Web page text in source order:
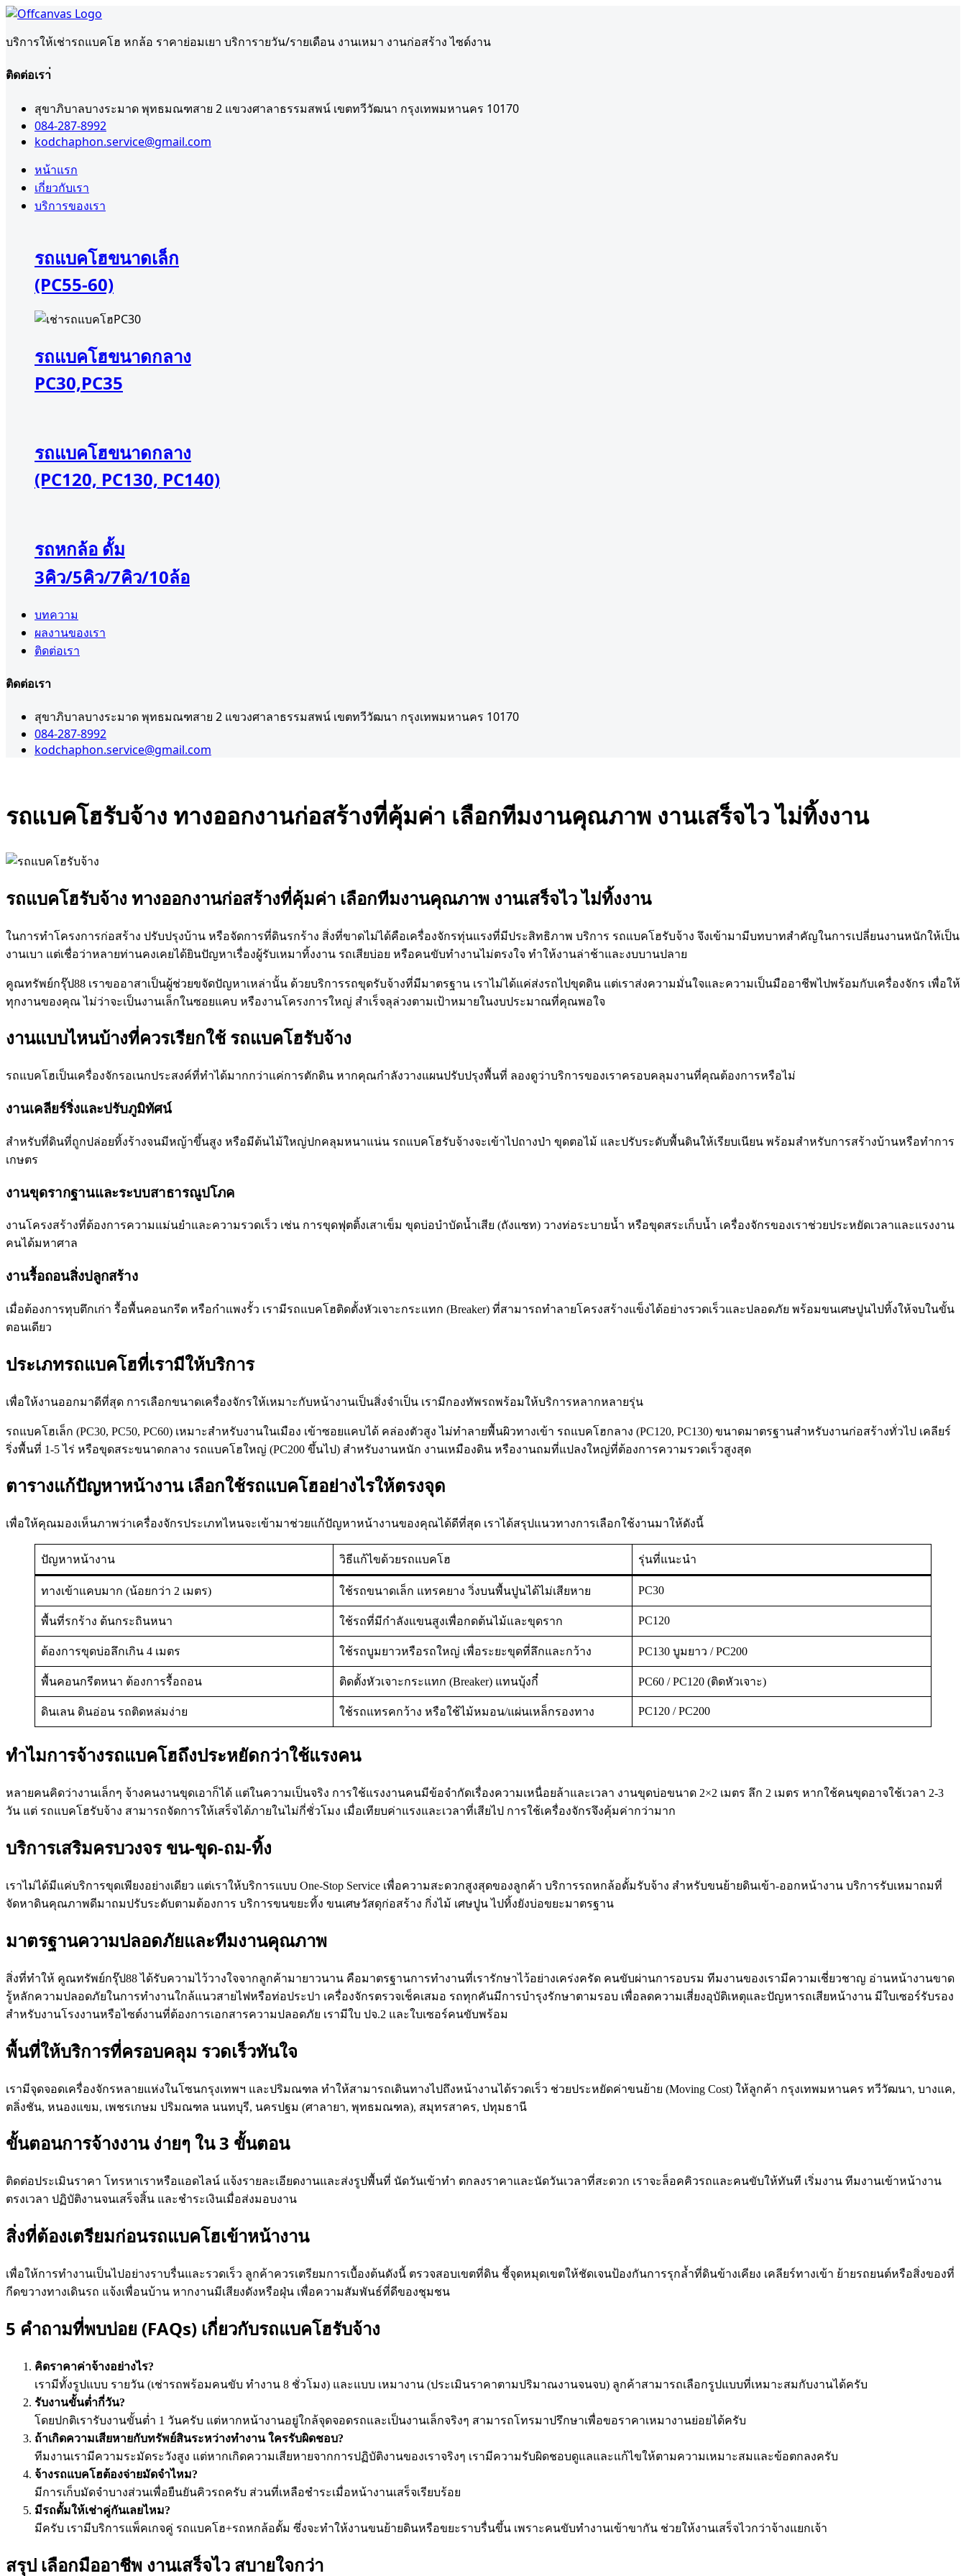
บริการให้เช่ารถแบคโฮ หกล้อ ราคาย่อมเยา บริการายวัน/รายเดือน งานเหมา งานก่อสร้าง ไซด์งาน
ติดต่อเรา่
สุขาภิบาลบางระมาด พุทธมณฑสาย 2 แขวงศาลาธรรมสพน์ เขตทวีวัฒนา กรุงเทพมหานคร 10170
084-287-8992
kodchaphon.service@gmail.com
หน้าแรก
เกี่ยวกับเรา
บริการของเรา
รถแบคโฮขนาดเล็ก
(PC55-60)
รถแบคโฮขนาดกลาง
PC30,PC35
รถแบคโฮขนาดกลาง
(PC120, PC130, PC140)
รถหกล้อ ดั้ม
3คิว/5คิว/7คิว/10ล้อ
บทความ
ผลงานของเรา
ติดต่อเรา
ติดต่อเรา
สุขาภิบาลบางระมาด พุทธมณฑสาย 2 แขวงศาลาธรรมสพน์ เขตทวีวัฒนา กรุงเทพมหานคร 10170
084-287-8992
kodchaphon.service@gmail.com
รถแบคโฮรับจ้าง ทางออกงานก่อสร้างที่คุ้มค่า เลือกทีมงานคุณภาพ งานเสร็จไว ไม่ทิ้งงาน
รถแบคโฮรับจ้าง ทางออกงานก่อสร้างที่คุ้มค่า เลือกทีมงานคุณภาพ งานเสร็จไว ไม่ทิ้งงาน
ในการทำโครงการก่อสร้าง ปรับปรุงบ้าน หรือจัดการที่ดินรกร้าง สิ่งที่ขาดไม่ได้คือเครื่องจักรทุ่นแรงที่มีประสิทธิภาพ บริการ รถแบคโฮรับจ้าง จึงเข้ามามีบทบาทสำคัญในการเปลี่ยนงานหนักให้เป็น
งานเบา แต่เชื่อว่าหลายท่านคงเคยได้ยินปัญหาเรื่องผู้รับเหมาทิ้งงาน รถเสียบ่อย หรือคนขับทำงานไม่ตรงใจ ทำให้งานล่าช้าและงบบานปลาย
คูณทรัพย์กรุ๊ป88 เราขออาสาเป็นผู้ช่วยขจัดปัญหาเหล่านั้น ด้วยบริการรถขุดรับจ้างที่มีมาตรฐาน เราไม่ได้แค่ส่งรถไปขุดดิน แต่เราส่งความมั่นใจและความเป็นมืออาชีพไปพร้อมกับเครื่องจักร เพื่อให้
ทุกงานของคุณ ไม่ว่าจะเป็นงานเล็กในซอยแคบ หรืองานโครงการใหญ่ สำเร็จลุล่วงตามเป้าหมายในงบประมาณที่คุณพอใจ
งานแบบไหนบ้างที่ควรเรียกใช้ รถแบคโฮรับจ้าง
รถแบคโฮเป็นเครื่องจักรอเนกประสงค์ที่ทำได้มากกว่าแค่การตักดิน หากคุณกำลังวางแผนปรับปรุงพื้นที่ ลองดูว่าบริการของเราครอบคลุมงานที่คุณต้องการหรือไม่
งานเคลียร์ริ่งและปรับภูมิทัศน์
สำหรับที่ดินที่ถูกปล่อยทิ้งร้างจนมีหญ้าขึ้นสูง หรือมีต้นไม้ใหญ่ปกคลุมหนาแน่น รถแบคโฮรับจ้างจะเข้าไปถางป่า ขุดตอไม้ และปรับระดับพื้นดินให้เรียบเนียน พร้อมสำหรับการสร้างบ้านหรือทำการ
เกษตร
งานขุดรากฐานและระบบสาธารณูปโภค
งานโครงสร้างที่ต้องการความแม่นยำและความรวดเร็ว เช่น การขุดฟุตติ้งเสาเข็ม ขุดบ่อบำบัดน้ำเสีย (ถังแซท) วางท่อระบายน้ำ หรือขุดสระเก็บน้ำ เครื่องจักรของเราช่วยประหยัดเวลาและแรงงาน
คนได้มหาศาล
งานรื้อถอนสิ่งปลูกสร้าง
เมื่อต้องการทุบตึกเก่า รื้อพื้นคอนกรีต หรือกำแพงรั้ว เรามีรถแบคโฮติดตั้งหัวเจาะกระแทก (Breaker) ที่สามารถทำลายโครงสร้างแข็งได้อย่างรวดเร็วและปลอดภัย พร้อมขนเศษปูนไปทิ้งให้จบในขั้น
ตอนเดียว
ประเภทรถแบคโฮที่เรามีให้บริการ
เพื่อให้งานออกมาดีที่สุด การเลือกขนาดเครื่องจักรให้เหมาะกับหน้างานเป็นสิ่งจำเป็น เรามีกองทัพรถพร้อมให้บริการหลากหลายรุ่น
รถแบคโฮเล็ก (PC30, PC50, PC60) เหมาะสำหรับงานในเมือง เข้าซอยแคบได้ คล่องตัวสูง ไม่ทำลายพื้นผิวทางเข้า รถแบคโฮกลาง (PC120, PC130) ขนาดมาตรฐานสำหรับงานก่อสร้างทั่วไป เคลียร์
ริ่งพื้นที่ 1-5 ไร่ หรือขุดสระขนาดกลาง รถแบคโฮใหญ่ (PC200 ขึ้นไป) สำหรับงานหนัก งานเหมืองดิน หรืองานถมที่แปลงใหญ่ที่ต้องการความรวดเร็วสูงสุด
ตารางแก้ปัญหาหน้างาน เลือกใช้รถแบคโฮอย่างไรให้ตรงจุด
เพื่อให้คุณมองเห็นภาพว่าเครื่องจักรประเภทไหนจะเข้ามาช่วยแก้ปัญหาหน้างานของคุณได้ดีที่สุด เราได้สรุปแนวทางการเลือกใช้งานมาให้ดังนี้
ปัญหาหน้างาน วิธีแก้ไขด้วยรถแบคโฮ รุ่นที่แนะนำ
ทางเข้าแคบมาก (น้อยกว่า 2 เมตร) ใช้รถขนาดเล็ก แทรคยาง วิ่งบนพื้นปูนได้ไม่เสียหาย PC30
พื้นที่รกร้าง ต้นกระถินหนา ใช้รถที่มีกำลังแขนสูงเพื่อกดต้นไม้และขุดราก PC120
ต้องการขุดบ่อลึกเกิน 4 เมตร ใช้รถบูมยาวหรือรถใหญ่ เพื่อระยะขุดที่ลึกและกว้าง PC130 บูมยาว / PC200
พื้นคอนกรีตหนา ต้องการรื้อถอน ติดตั้งหัวเจาะกระแทก (Breaker) แทนบุ้งกี๋ PC60 / PC120 (ติดหัวเจาะ)
ดินเลน ดินอ่อน รถติดหล่มง่าย ใช้รถแทรคกว้าง หรือใช้ไม้หมอน/แผ่นเหล็กรองทาง PC120 / PC200
ทำไมการจ้างรถแบคโฮถึงประหยัดกว่าใช้แรงคน
หลายคนคิดว่างานเล็กๆ จ้างคนงานขุดเอาก็ได้ แต่ในความเป็นจริง การใช้แรงงานคนมีข้อจำกัดเรื่องความเหนื่อยล้าและเวลา งานขุดบ่อขนาด 2×2 เมตร ลึก 2 เมตร หากใช้คนขุดอาจใช้เวลา 2-3
วัน แต่ รถแบคโฮรับจ้าง สามารถจัดการให้เสร็จได้ภายในไม่กี่ชั่วโมง เมื่อเทียบค่าแรงและเวลาที่เสียไป การใช้เครื่องจักรจึงคุ้มค่ากว่ามาก
บริการเสริมครบวงจร ขน-ขุด-ถม-ทิ้ง
เราไม่ได้มีแค่บริการขุดเพียงอย่างเดียว แต่เราให้บริการแบบ One-Stop Service เพื่อความสะดวกสูงสุดของลูกค้า บริการรถหกล้อดั้มรับจ้าง สำหรับขนย้ายดินเข้า-ออกหน้างาน บริการรับเหมาถมที่
จัดหาดินคุณภาพดีมาถมปรับระดับตามต้องการ บริการขนขยะทิ้ง ขนเศษวัสดุก่อสร้าง กิ่งไม้ เศษปูน ไปทิ้งยังบ่อขยะมาตรฐาน
มาตรฐานความปลอดภัยและทีมงานคุณภาพ
สิ่งที่ทำให้ คูณทรัพย์กรุ๊ป88 ได้รับความไว้วางใจจากลูกค้ามายาวนาน คือมาตรฐานการทำงานที่เรารักษาไว้อย่างเคร่งครัด คนขับผ่านการอบรม ทีมงานของเรามีความเชี่ยวชาญ อ่านหน้างานขาด
รู้หลักความปลอดภัยในการทำงานใกล้แนวสายไฟหรือท่อประปา เครื่องจักรตรวจเช็คเสมอ รถทุกคันมีการบำรุงรักษาตามรอบ เพื่อลดความเสี่ยงอุบัติเหตุและปัญหารถเสียหน้างาน มีใบเซอร์รับรอง
สำหรับงานโรงงานหรือไซต์งานที่ต้องการเอกสารความปลอดภัย เรามีใบ ปจ.2 และใบเซอร์คนขับพร้อม
พื้นที่ให้บริการที่ครอบคลุม รวดเร็วทันใจ
เรามีจุดจอดเครื่องจักรหลายแห่งในโซนกรุงเทพฯ และปริมณฑล ทำให้สามารถเดินทางไปถึงหน้างานได้รวดเร็ว ช่วยประหยัดค่าขนย้าย (Moving Cost) ให้ลูกค้า กรุงเทพมหานคร ทวีวัฒนา, บางแค,
ตลิ่งชัน, หนองแขม, เพชรเกษม ปริมณฑล นนทบุรี, นครปฐม (ศาลายา, พุทธมณฑล), สมุทรสาคร, ปทุมธานี
ขั้นตอนการจ้างงาน ง่ายๆ ใน 3 ขั้นตอน
ติดต่อประเมินราคา โทรหาเราหรือแอดไลน์ แจ้งรายละเอียดงานและส่งรูปพื้นที่ นัดวันเข้าทำ ตกลงราคาและนัดวันเวลาที่สะดวก เราจะล็อคคิวรถและคนขับให้ทันที เริ่มงาน ทีมงานเข้าหน้างาน
ตรงเวลา ปฏิบัติงานจนเสร็จสิ้น และชำระเงินเมื่อส่งมอบงาน
สิ่งที่ต้องเตรียมก่อนรถแบคโฮเข้าหน้างาน
เพื่อให้การทำงานเป็นไปอย่างราบรื่นและรวดเร็ว ลูกค้าควรเตรียมการเบื้องต้นดังนี้ ตรวจสอบเขตที่ดิน ชี้จุดหมุดเขตให้ชัดเจนป้องกันการรุกล้ำที่ดินข้างเคียง เคลียร์ทางเข้า ย้ายรถยนต์หรือสิ่งของที่
กีดขวางทางเดินรถ แจ้งเพื่อนบ้าน หากงานมีเสียงดังหรือฝุ่น เพื่อความสัมพันธ์ที่ดีของชุมชน
5 คำถามที่พบบ่อย (FAQs) เกี่ยวกับรถแบคโฮรับจ้าง
คิดราคาค่าจ้างอย่างไร?
เรามีทั้งรูปแบบ รายวัน (เช่ารถพร้อมคนขับ ทำงาน 8 ชั่วโมง) และแบบ เหมางาน (ประเมินราคาตามปริมาณงานจนจบ) ลูกค้าสามารถเลือกรูปแบบที่เหมาะสมกับงานได้ครับ
รับงานขั้นต่ำกี่วัน?
โดยปกติเรารับงานขั้นต่ำ 1 วันครับ แต่หากหน้างานอยู่ใกล้จุดจอดรถและเป็นงานเล็กจริงๆ สามารถโทรมาปรึกษาเพื่อขอราคาเหมางานย่อยได้ครับ
ถ้าเกิดความเสียหายกับทรัพย์สินระหว่างทำงาน ใครรับผิดชอบ?
ทีมงานเรามีความระมัดระวังสูง แต่หากเกิดความเสียหายจากการปฏิบัติงานของเราจริงๆ เรามีความรับผิดชอบดูแลและแก้ไขให้ตามความเหมาะสมและข้อตกลงครับ
จ้างรถแบคโฮต้องจ่ายมัดจำไหม?
มีการเก็บมัดจำบางส่วนเพื่อยืนยันคิวรถครับ ส่วนที่เหลือชำระเมื่อหน้างานเสร็จเรียบร้อย
มีรถดั้มให้เช่าคู่กันเลยไหม?
มีครับ เรามีบริการแพ็คเกจคู่ รถแบคโฮ+รถหกล้อดั้ม ซึ่งจะทำให้งานขนย้ายดินหรือขยะราบรื่นขึ้น เพราะคนขับทำงานเข้าขากัน ช่วยให้งานเสร็จไวกว่าจ้างแยกเจ้า
สรุป เลือกมืออาชีพ งานเสร็จไว สบายใจกว่า